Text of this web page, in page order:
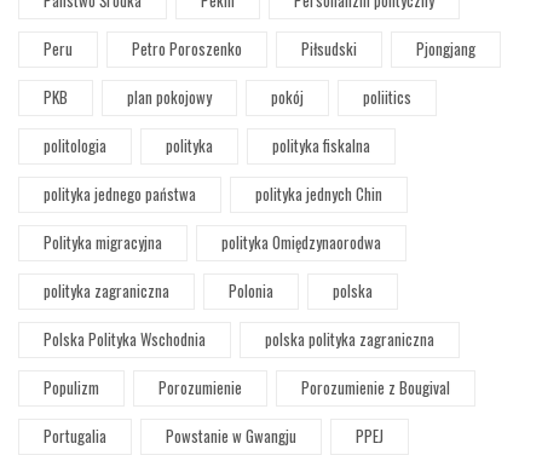
Peru
Petro Poroszenko Piłsudski
Pjongjang
PKB
plan pokojowy pokój
poliitics
politologia
polityka
polityka fiskalna
polityka jednego państwa
polityka jednych Chin
Polityka migracyjna
polityka Omiędzynaorodwa
polityka zagraniczna
Polonia
polska
Polska Polityka Wschodnia
polska polityka zagraniczna
Populizm
Porozumienie
Porozumienie z Bougival
Portugalia
Powstanie w Gwangju
PPEJ